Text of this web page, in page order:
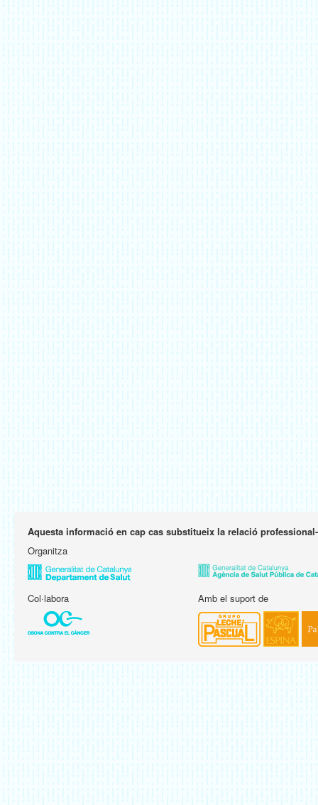
Aquesta informació en cap cas substitueix la relació
Organitza
Col·labora Amb el suport de